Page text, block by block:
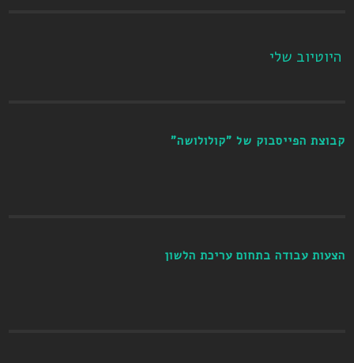
היוטיוב שלי
קבוצת הפייסבוק של "קולולושה"
הצעות עבודה בתחום עריכת הלשון